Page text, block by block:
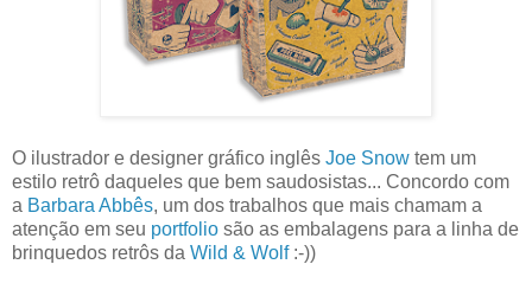
O ilustrador e designer gráfico inglês Joe Snow tem um
estilo retrô daqueles que bem saudosistas... Concordo com
a Barbara Abbês, um dos trabalhos que mais chamam a
atenção em seu portfolio são as embalagens para a linha de
brinquedos retrôs da Wild & Wolf:-))